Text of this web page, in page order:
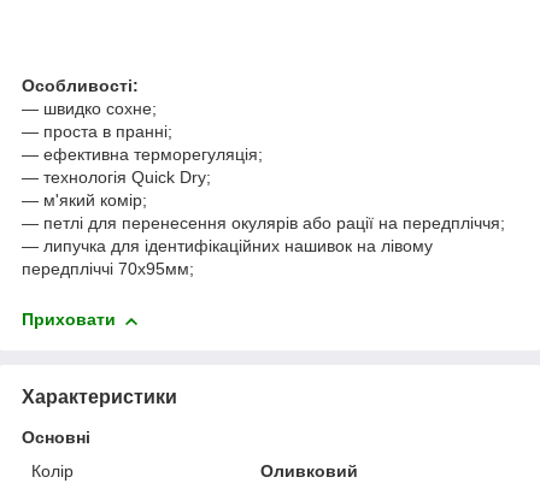
Особливості:
— швидко сохне;
— проста в пранні;
— ефективна терморегуляція;
— технологія Quick Dry;
— м'який комір;
— петлі для перенесення окулярів або рації на передпліччя;
— липучка для ідентифікаційних нашивок на лівому
передпліччі 70х95мм;
Приховати
Характеристики
Основні
Колір
Оливковий